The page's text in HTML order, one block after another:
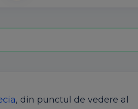
, din punctul de vedere al